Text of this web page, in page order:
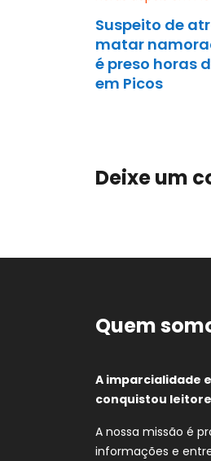
Suspeito de
matar
é preso horas
em Picos
Deixe um
Quem
A imparcialidade
conquistou
A nossa missão é
informações e